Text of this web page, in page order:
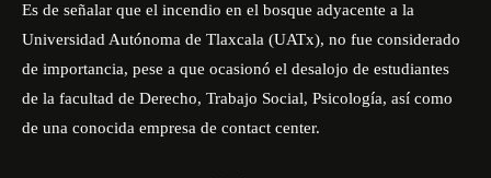
Es de señalar que el incendio en el bosque adyacente a la
Universidad Autónoma de Tlaxcala (UATx), no fue considerado
de importancia, pese a que ocasionó el desalojo de estudiantes
de la facultad de Derecho, Trabajo Social, Psicología, así como
de una conocida empresa de contact center.